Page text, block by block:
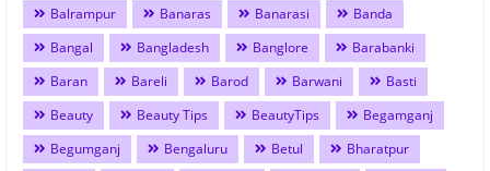
Balrampur
Banaras Banarasi
Banda
Bangal
Bangladesh Banglore
Barabanki
Baran
Bareli Barod Barwani
Basti
Beauty
Beauty Tips BeautyTips
Begamganj
Begumganj
Bengaluru Betul
Bharatpur